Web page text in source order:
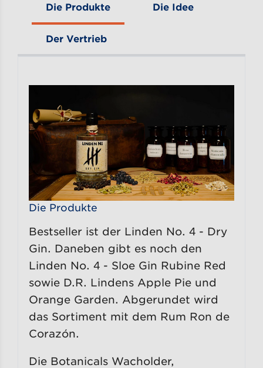
Die Produkte Die Idee
Der Vertrieb
Die Produkte
Bestseller ist der Linden No. 4 - Dry
Gin. Daneben gibt es noch den
Linden No. 4 - Sloe Gin Rubine Red
sowie D.R. Lindens Apple Pie und
Orange Garden. Abgerundet wird
das Sortiment mit dem Rum Ron de
Corazón.
Die Botanicals Wacholder,